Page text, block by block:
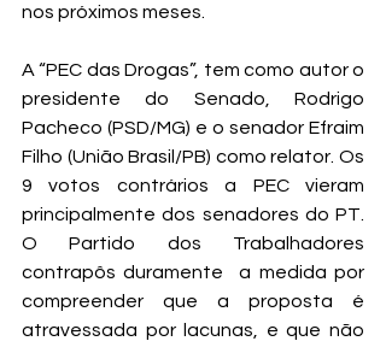
nos próximos meses.
A “PEC das Drogas”, tem como autor o
presidente do Senado, Rodrigo
Pacheco (PSD/MG) e o senador Efraim
Filho (União Brasil/PB) como relator. Os
9 votos contrários a PEC vieram
principalmente dos senadores do PT.
O Partido dos Trabalhadores
contrapôs duramente  a medida por
compreender que a proposta é
atravessada por lacunas, e que não